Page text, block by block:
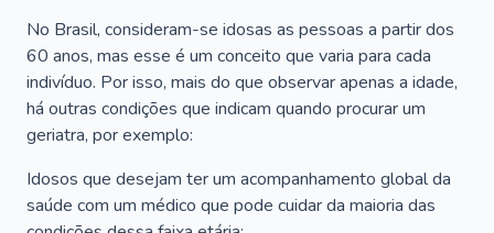
No Brasil, consideram-se idosas as pessoas a partir dos
60 anos, mas esse é um conceito que varia para cada
indivíduo. Por isso, mais do que observar apenas a idade,
há outras condições que indicam quando procurar um
geriatra, por exemplo:
Idosos que desejam ter um acompanhamento global da
saúde com um médico que pode cuidar da maioria das